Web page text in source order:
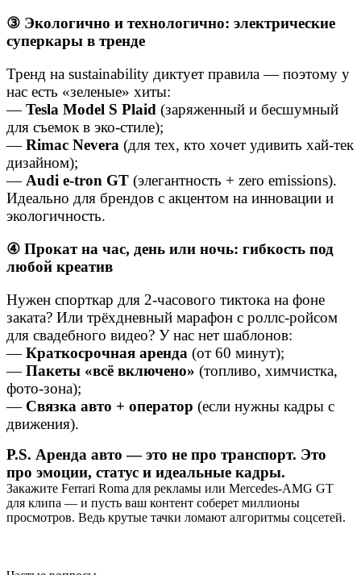
③ Экологично и технологично: электрические
суперкары в тренде
Тренд на sustainability диктует правила — поэтому у
нас есть «зеленые» хиты:
—Tesla Model S Plaid (заряженный и бесшумный
для съемок в эко-стиле);
—Rimac Nevera (для тех, кто хочет удивить хай-тек
дизайном);
— Audi e-tron GT (элегантность + zero emissions).
Идеально для брендов с акцентом на инновации и
экологичность.
④ Прокат на час, день или ночь: гибкость под
любой креатив
Нужен спорткар для 2-часового тиктока на фоне
заката? Или трёхдневный марафон с роллс-ройсом
для свадебного видео? У нас нет шаблонов:
—Краткосрочная аренда (от 60 минут);
—Пакеты «всё включено» (топливо, химчистка,
фото-зона);
— Связка авто + оператор (если нужны кадры с
движения).
P.S. Аренда авто — это не про транспорт. Это
про эмоции, статус и идеальные кадры.
Закажите Ferrari Roma для рекламы или Mercedes-AMG GT
для клипа — и пусть ваш контент соберет миллионы
просмотров. Ведь крутые тачки ломают алгоритмы соцсетей.